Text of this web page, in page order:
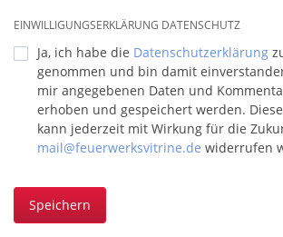
EINWILLIGUNGSERKLÄRUNG DATENSCHUTZ
Ja, ich habe die Datenschutzerklärung
genommen und bin damit
mir angegebenen Daten und
erhoben und gespeichert werden.
kann jederzeit mit Wirkung für die
mail@feuerwerksvitrine.de widerrufen
Speichern